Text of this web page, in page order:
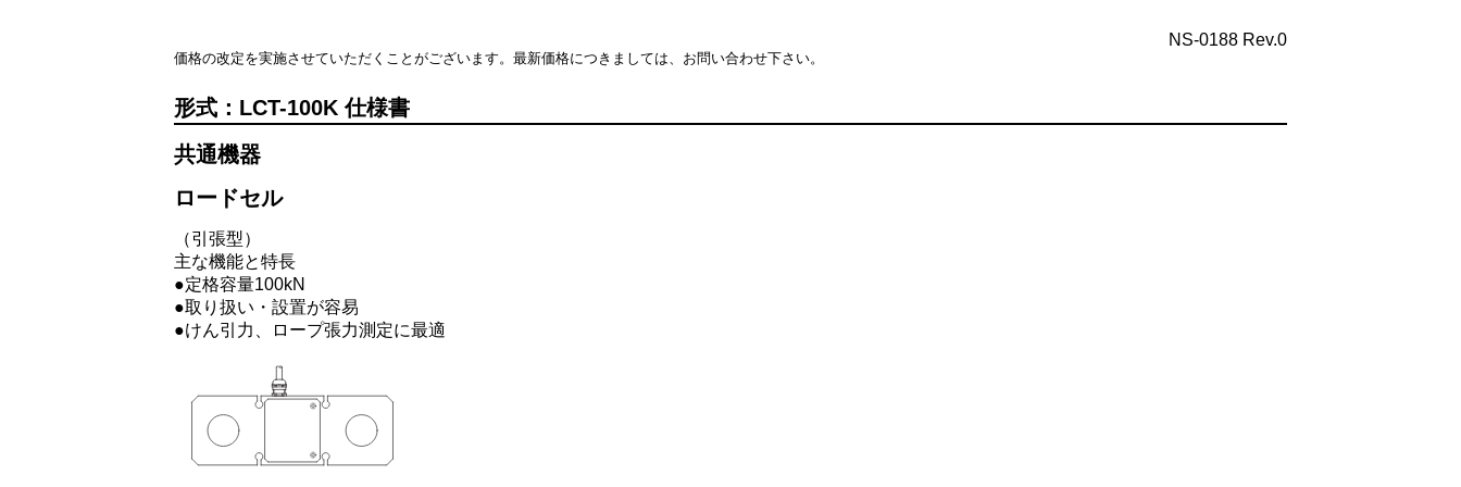
NS-0188 Rev.0
価格の改定を実施させていただくことがございます。最新価格につきましては、お問い合わせ下さい。
LCT-100K
共通機器
ロードセル
（引張型）
主な機能と特長
●定格容量100kN
●取り扱い・設置が容易
●けん引力、ロープ張力測定に最適